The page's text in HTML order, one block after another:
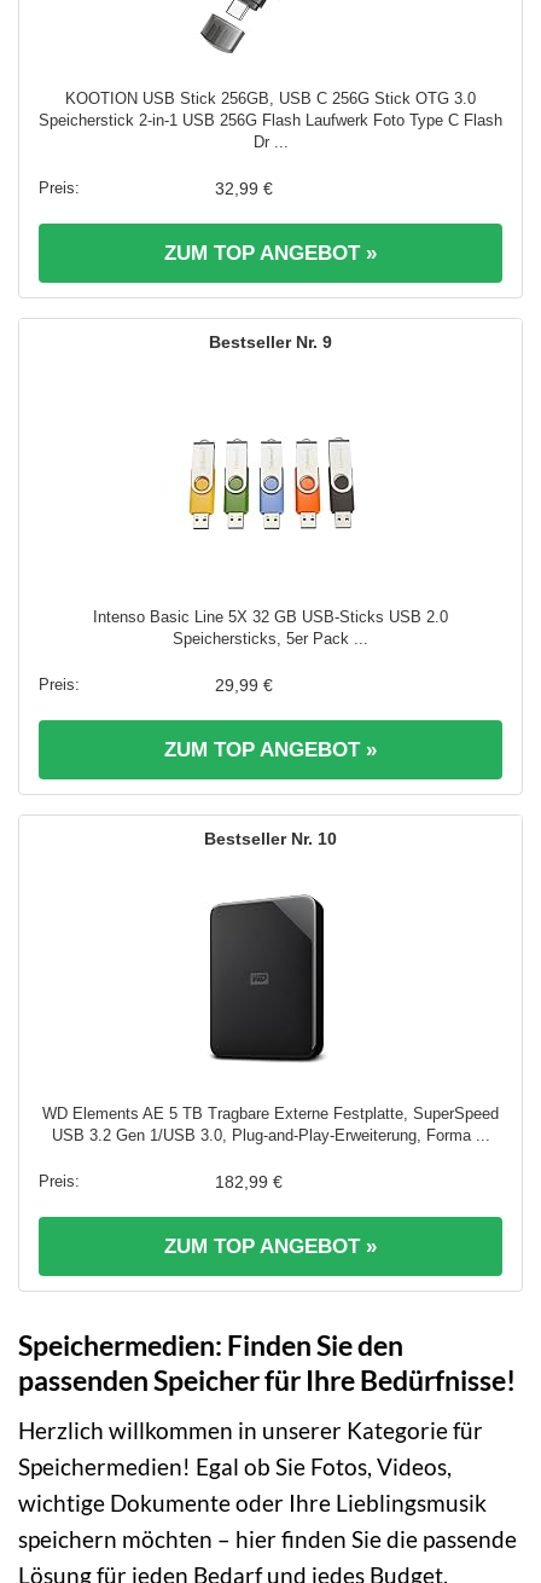
KOOTION USB Stick 256GB, USB C 256G Stick OTG 3.0
Speicherstick 2-in-1 USB 256G Flash Laufwerk Foto Type C Flash
Dr ...
32,99 €
ZUM TOP ANGEBOT »
9
Intenso Basic Line 5X 32 GB USB-Sticks USB 2.0
Speichersticks, 5er Pack ...
29,99 €
ZUM TOP ANGEBOT »
10
WD Elements AE 5 TB Tragbare Externe Festplatte, SuperSpeed
USB 3.2 Gen 1/USB 3.0, Plug-and-Play-Erweiterung, Forma ...
182,99 €
ZUM TOP ANGEBOT »
Speichermedien: Finden Sie den
passenden Speicher für Ihre Bedürfnisse!
Herzlich willkommen in unserer Kategorie für
Speichermedien! Egal ob Sie Fotos, Videos,
wichtige Dokumente oder Ihre Lieblingsmusik
speichern möchten – hier finden Sie die passende
Lösung für jeden Bedarf und jedes Budget.